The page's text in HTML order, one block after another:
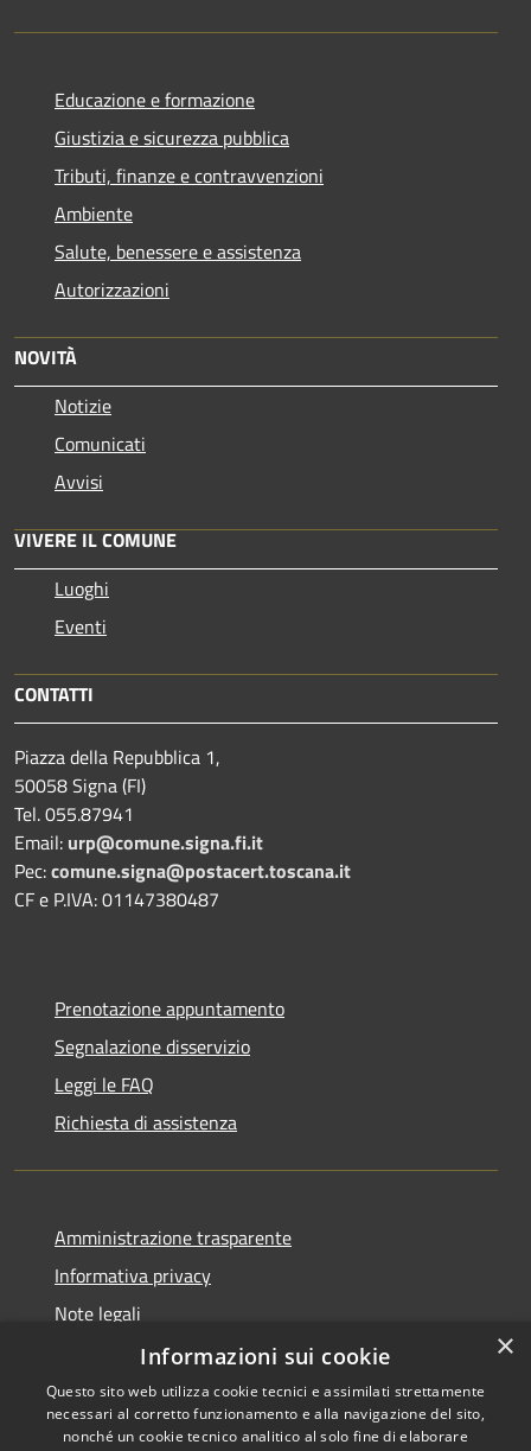
Educazione e formazione
Giustizia e sicurezza pubblica
Tributi, finanze e contravvenzioni
Ambiente
Salute, benessere e assistenza
Autorizzazioni
NOVITÀ
Notizie
Comunicati
Avvisi
VIVERE IL COMUNE
Luoghi
Eventi
CONTATTI
Piazza della Repubblica 1,
50058 Signa (FI)
Tel. 055.87941
Email: urp@comune.signa.fi.it
Pec:comune.signa@postacert.toscana.it
CF e P.IVA: 01147380487
Prenotazione appuntamento
Segnalazione disservizio
Leggi le FAQ
Richiesta di assistenza
Amministrazione trasparente
Informativa privacy
Note legali
Dichiarazione di accessibilità
×
Informazioni sui cookie
Questo sito web utilizza cookie tecnici e assimilati strettamente
necessari al corretto funzionamento e alla navigazione del sito,
nonché un cookie tecnico analitico al solo fine di elaborare